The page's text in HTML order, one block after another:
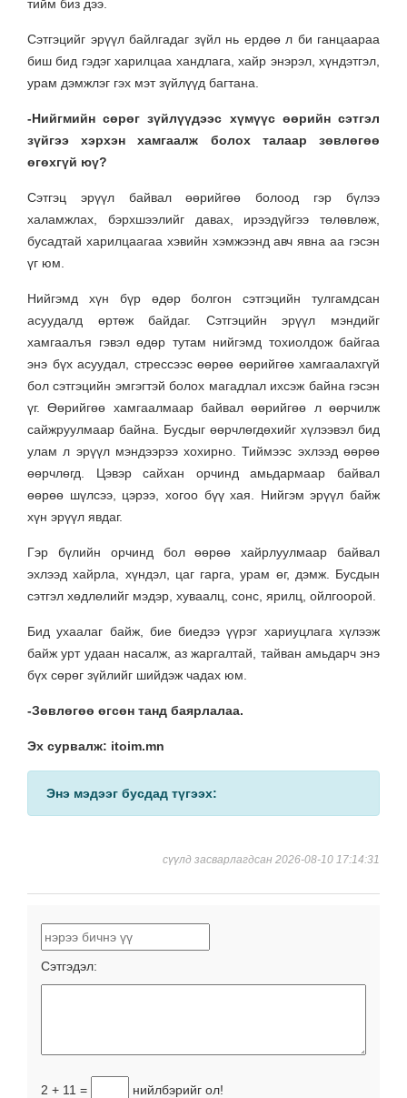
тийм биз дээ.
Сэтгэцийг эрүүл байлгадаг зүйл нь ердөө л би ганцаараа
биш бид гэдэг харилцаа хандлага, хайр энэрэл, хүндэтгэл,
урам дэмжлэг гэх мэт зүйлүүд багтана.
-Нийгмийн сөрөг зүйлүүдээс хүмүүс өөрийн сэтгэл
зүйгээ хэрхэн хамгаалж болох талаар зөвлөгөө
өгөхгүй юү?
Сэтгэц эрүүл байвал өөрийгөө болоод гэр бүлээ
халамжлах, бэрхшээлийг давах, ирээдүйгээ төлөвлөж,
бусадтай харилцаагаа хэвийн хэмжээнд авч явна аа гэсэн
үг юм.
Нийгэмд хүн бүр өдөр болгон сэтгэцийн тулгамдсан
асуудалд өртөж байдаг. Сэтгэцийн эрүүл мэндийг
хамгаалъя гэвэл өдөр тутам нийгэмд тохиолдож байгаа
энэ бүх асуудал, стрессээс өөрөө өөрийгөө хамгаалахгүй
бол сэтгэцийн эмгэгтэй болох магадлал ихсэж байна гэсэн
үг. Өөрийгөө хамгаалмаар байвал өөрийгөө л өөрчилж
сайжруулмаар байна. Бусдыг өөрчлөгдөхийг хүлээвэл бид
улам л эрүүл мэндээрээ хохирно. Тиймээс эхлээд өөрөө
өөрчлөгд. Цэвэр сайхан орчинд амьдармаар байвал
өөрөө шүлсээ, цэрээ, хогоо бүү хая. Нийгэм эрүүл байж
хүн эрүүл явдаг.
Гэр бүлийн орчинд бол өөрөө хайрлуулмаар байвал
эхлээд хайрла, хүндэл, цаг гарга, урам өг, дэмж. Бусдын
сэтгэл хөдлөлийг мэдэр, хуваалц, сонс, ярилц, ойлгоорой.
Бид ухаалаг байж, бие биедээ үүрэг хариуцлага хүлээж
байж урт удаан насалж, аз жаргалтай, тайван амьдарч энэ
бүх сөрөг зүйлийг шийдэж чадах юм.
-Зөвлөгөө өгсөн танд баярлалаа.
Эх сурвалж: itoim.mn
Энэ мэдээг бусдад түгээх:
сүүлд засварлагдсан 2026-08-10 17:14:31
Сэтгэдэл:
2 + 11 = нийлбэрийг ол!